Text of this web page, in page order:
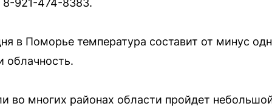
8-921-474-8383.
в Поморье температура составит от минус
облачность.
во многих районах области пройдет